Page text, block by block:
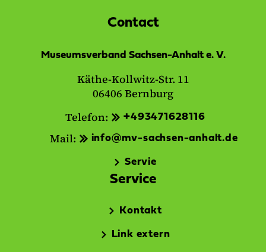
Contact
Museumsverband Sachsen-Anhalt e. V.
Käthe-Kollwitz-Str. 11
06406 Bernburg
Telefon:
+493471628116
Mail: info@mv-sachsen-anhalt.de
Servie
Service
Kontakt
Link extern